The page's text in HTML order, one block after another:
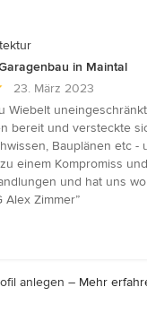
in Maintal
23. März 2023
Wiebelt
bereit und versteckte
Bauplänen etc
einem Kompromiss
und hat uns
Alex Zimmer”
anlegen – Mehr